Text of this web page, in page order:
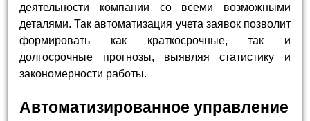
деятельности компании со всеми возможными
деталями. Так автоматизация учета заявок позволит
формировать как краткосрочные, так и
долгосрочные прогнозы, выявляя статистику и
закономерности работы.
Автоматизированное управление